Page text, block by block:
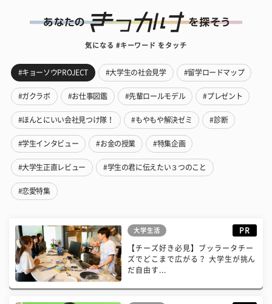
気になる #キーワード をタッチ
#キョーソウPROJECT #大学生の社会見学 #留学ロードマップ
#ガクラボ #お仕事図鑑 #先輩ロールモデル #プレゼント
#ほんとにいい会社見つけ隊！ #もやもや解決ゼミ #診断
#学生インタビュー #お金の授業 #特集企画
#大学生正直レビュー #学生の君に伝えたい３つのこと
#恋愛特集
大学生活 PR
【チーズ好き必見】ブッラータチー
ズでどこまで広がる？ 大学生が挑ん
だ自由す...